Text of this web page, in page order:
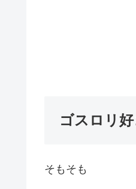
ゴスロリ
そもそも